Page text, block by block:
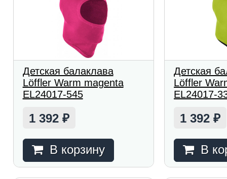
Детская балаклава
Löffler Warm magenta
EL24017-545
1 392 ₽
В корзину
Детская
Löffler
EL24017-
1 392₽
В